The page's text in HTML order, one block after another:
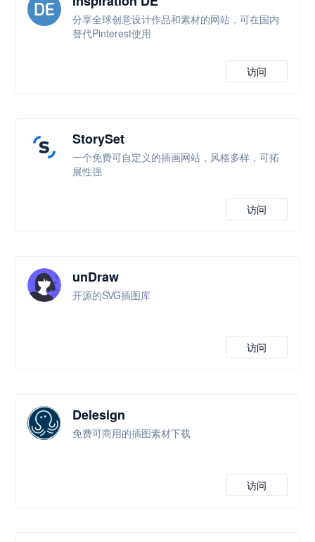
分享全球创意设计作品和素材的网站，可在国内
替代Pinterest使用
访问
StorySet
一个免费可自定义的插画网站，风格多样，可拓
展性强
访问
unDraw
开源的SVG插图库
访问
Delesign
免费可商用的插图素材下载
访问